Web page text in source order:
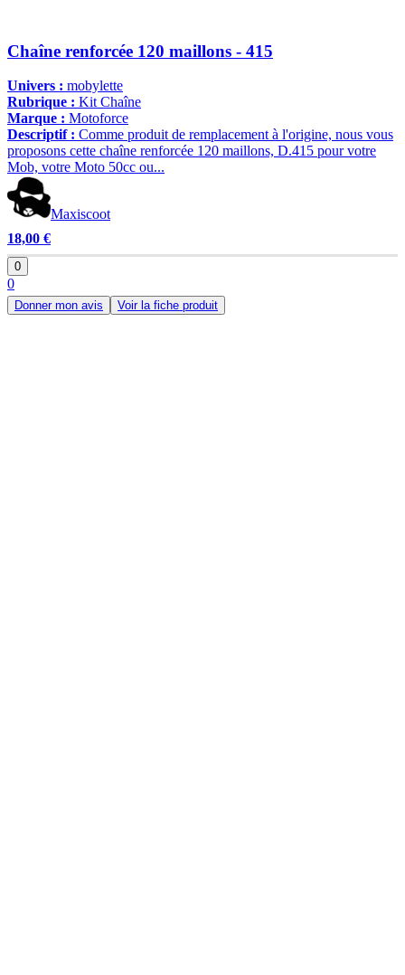
Chaîne renforcée 120 maillons - 415
Univers : mobylette
Rubrique : Kit Chaîne
Marque : Motoforce
Descriptif : Comme produit de remplacement à l'origine, nous vous
proposons cette chaîne renforcée 120 maillons, D.415 pour votre
Mob, votre Moto 50cc ou...
Maxiscoot
18,00 €
0
0
Donner mon avis Voir la fiche produit